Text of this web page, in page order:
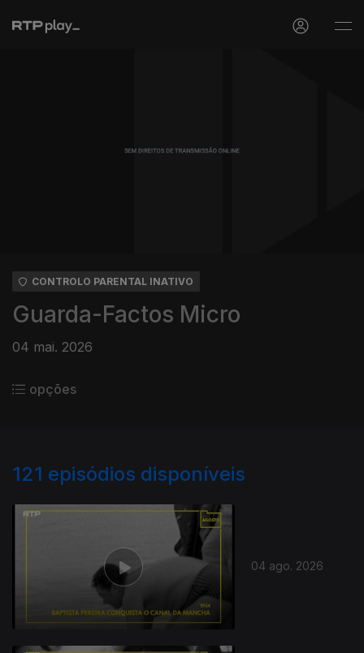
CONTROLO PARENTAL INATIVO
Guarda-Factos Micro
04 mai. 2026
opções
121 episódios disponíveis
04 ago. 2026